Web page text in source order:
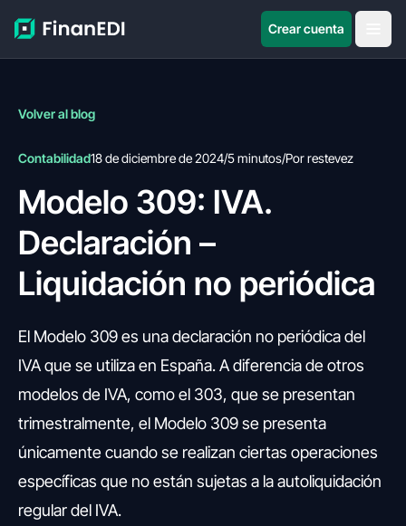
Crear cuenta
Volver al blog
Contabilidad18 de diciembre de 2024/5 minutos/Por restevez
Modelo 309: IVA.
Declaración –
Liquidación no periódica
El Modelo 309 es una declaración no periódica del
IVA que se utiliza en España. A diferencia de otros
modelos de IVA, como el 303, que se presentan
trimestralmente, el Modelo 309 se presenta
únicamente cuando se realizan ciertas operaciones
específicas que no están sujetas a la autoliquidación
regular del IVA.